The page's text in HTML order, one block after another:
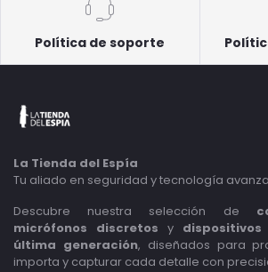
Política de soporte
La Tienda del Espía
Tu aliado en seguridad y tecnología
Descubre nuestra selección de
micrófonos discretos y
última generación, diseñados para
importa y capturar cada detalle con